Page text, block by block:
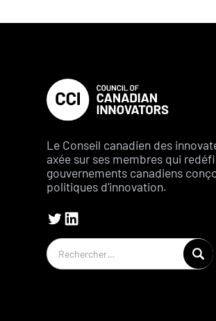
Le Conseil canadien des
axée sur ses membres qui
gouvernements canadiens
politiques d'innovation.